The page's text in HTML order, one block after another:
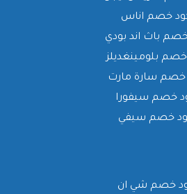
خصم اناس
باث اند بودي
بلومينغديلز
خصم سارة مارت
خصم سيفورا
خصم سيفي
خصم شي ان